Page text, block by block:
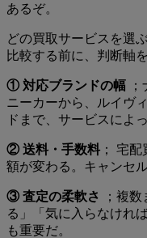
あるぞ。
どの買取サービスを選
比較する前に、判断軸
① 対応ブランドの幅
ニーカーから、ルイヴ
ドまで、サービスによ
② 送料・手数料 ； 宅
額が変わる。キャンセ
③ 査定の柔軟さ
；複
る」「気に入らなけれ
も重要だ。